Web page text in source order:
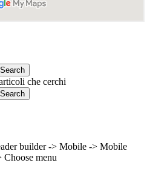
Search
che cerchi
Search
builder -> Mobile -> Mobile
menu